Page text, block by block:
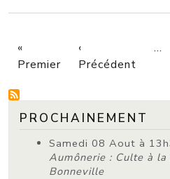
PAGINATION
«
PremierPremière page
‹
Précédent
…
PROCHAINEMENT
Samedi 08 Aout à
Aumônerie : Culte à
Bonneville